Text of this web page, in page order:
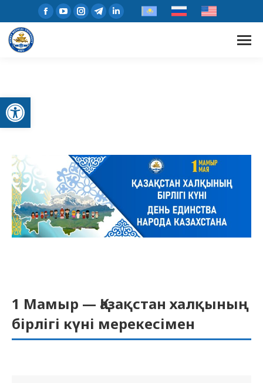
Open toolbar
1 Мамыр — Қазақстан халқының
бірлігі күні мерекесімен